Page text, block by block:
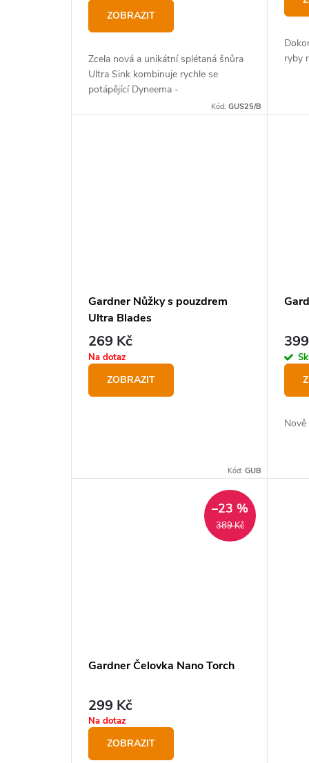
ZOBRAZIT
Zcela nová a unikátní splétaná šnůra
Ultra Sink kombinuje rychle se
potápějící Dyneema -
flourocarbonový splétaný základ
Kód:GUS25/B
ryby
Gardner Nůžky s pouzdrem
Ultra Blades
269 Kč
Na dotaz
ZOBRAZIT
Kód:GUB
389 Kč
–23 %
Gardner Čelovka Nano Torch
299 Kč
Na dotaz
ZOBRAZIT